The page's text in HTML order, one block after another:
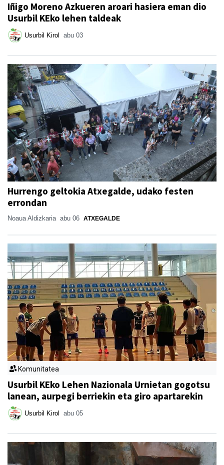
Iñigo Moreno Azkueren aroari hasiera eman dio
Usurbil KEko lehen taldeak
Usurbil Kirol abu 03
Hurrengo geltokia Atxegalde, udako festen
errondan
Noaua Aldizkaria abu 06 ATXEGALDE
Komunitatea
Usurbil KEko Lehen Nazionala Urnietan gogotsu
lanean, aurpegi berriekin eta giro apartarekin
Usurbil Kirol abu 05